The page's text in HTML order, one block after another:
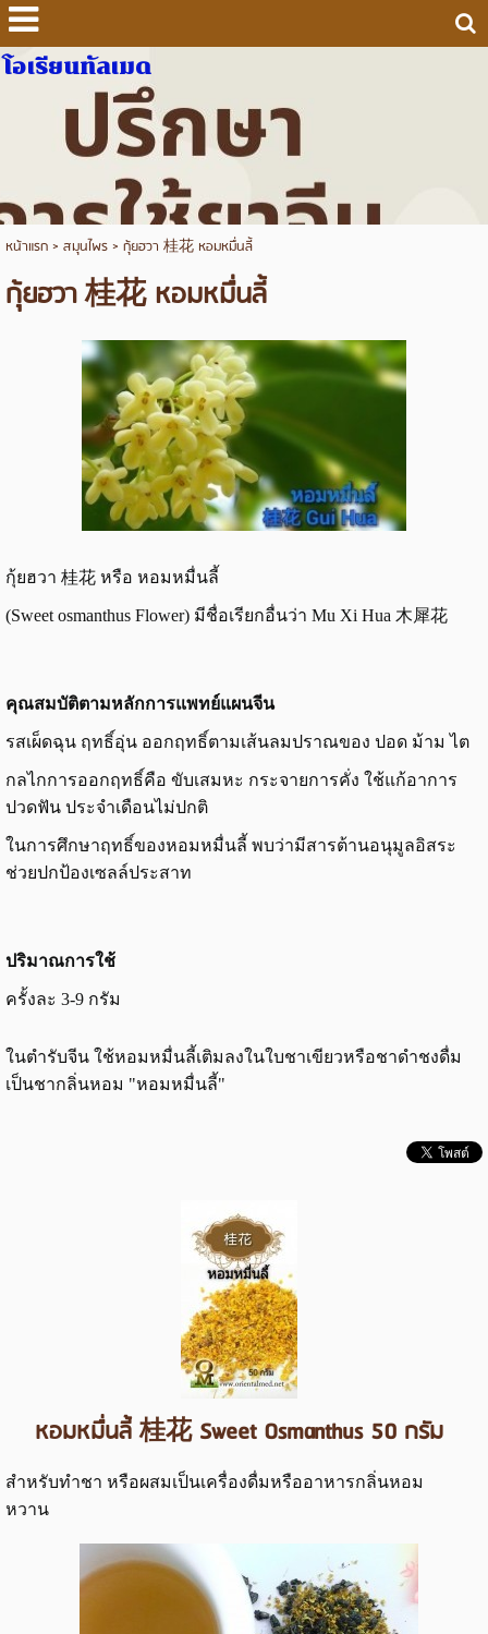
โอเรียนทัลเมด
หน้าแรก> สมุนไพร> กุ้ยฮวา 桂花 หอมหมื่นลี้
กุ้ยฮวา 桂花 หอมหมื่นลี้
กุ้ยฮวา 桂花 หรือ หอมหมื่นลี้
(Sweet osmanthus Flower) มีชื่อเรียกอื่นว่า Mu Xi Hua 木犀花
คุณสมบัติตามหลักการแพทย์แผนจีน
รสเผ็ดฉุน ฤทธิ์อุ่น ออกฤทธิ์ตามเส้นลมปราณของ ปอด ม้าม ไต
กลไกการออกฤทธิ์คือ ขับเสมหะ กระจายการคั่ง ใช้แก้อาการ
ปวดฟัน ประจำเดือนไม่ปกติ
ในการศึกษาฤทธิ์ของหอมหมื่นลี้ พบว่ามีสารต้านอนุมูลอิสระ
ช่วยปกป้องเซลล์ประสาท
ปริมาณการใช้
ครั้งละ 3-9 กรัม
ในตำรับจีน ใช้หอมหมื่นลี้เติมลงในใบชาเขียวหรือชาดำชงดื่ม
เป็นชากลิ่นหอม "หอมหมื่นลี้"
หอมหมื่นลี้ 桂花 Sweet Osmanthus 50 กรัม
สำหรับทำชา หรือผสมเป็นเครื่องดื่มหรืออาหารกลิ่นหอม
หวาน